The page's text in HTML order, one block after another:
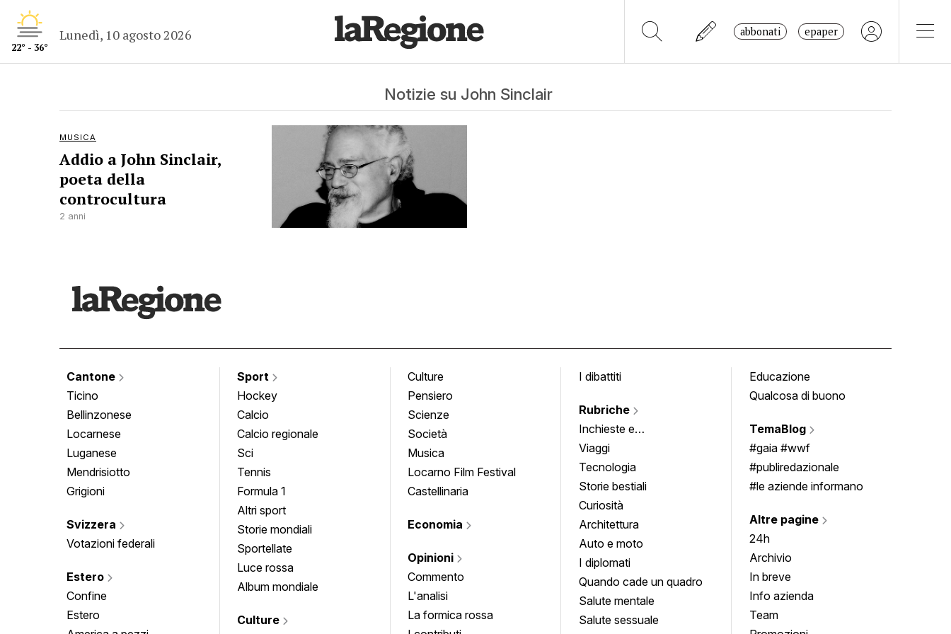
22° - 36°
Lunedì, 10 agosto 2026 abbonati epaper
Notizie su John Sinclair
MUSICA
Addio a John Sinclair,
poeta della
controcultura
2 anni
Cantone
Ticino
Bellinzonese
Locarnese
Luganese
Mendrisiotto
Grigioni
Svizzera
Votazioni federali
Estero
Confine
Estero
Sport
Hockey
Calcio
Calcio regionale
Sci
Tennis
Formula 1
Altri sport
Storie mondiali
Sportellate
Luce rossa
Album mondiale
Culture
Culture
Pensiero
Scienze
Società
Musica
Locarno Film Festival
Castellinaria
Economia
Opinioni
Commento
L'analisi
La formica rossa
I dibattiti
Rubriche
Inchieste e
approfondimenti
Viaggi
Tecnologia
Storie bestiali
Curiosità
Architettura
Auto e moto
I diplomati
Quando cade un quadro
Salute mentale
Salute sessuale
Educazione
Qualcosa di buono
TemaBlog
#gaia #wwf
#publiredazionale
#le aziende informano
Altre pagine
24h
Archivio
In breve
Info azienda
Team